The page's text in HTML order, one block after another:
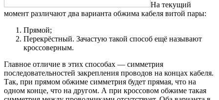
На текущий
момент различают два варианта обжима кабеля витой пары:
Прямой;
Перекрёстный. Зачастую такой способ ещё называют
кроссоверным.
Главное отличие в этих способах — симметрия
последовательностей закрепления проводов на концах кабеля.
Так, при прямом обжиме симметрия будет прямая, что на
одном конце, что на другом. А при кроссовом обжиме такая